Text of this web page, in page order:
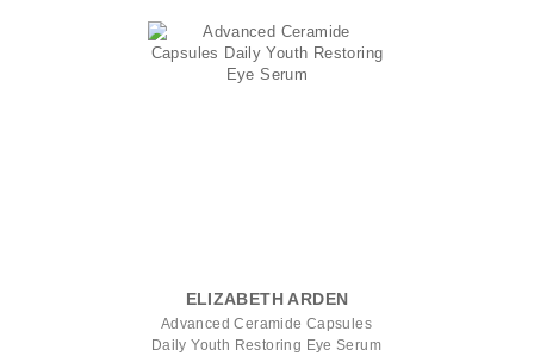
ELIZABETH ARDEN
Advanced Ceramide Capsules
Daily Youth Restoring Eye Serum